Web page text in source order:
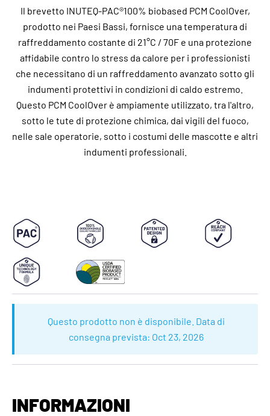
Il brevetto INUTEQ-PAC®100% biobased PCM CoolOver,
prodotto nei Paesi Bassi, fornisce una temperatura di
raffreddamento costante di 21°C / 70F e una protezione
affidabile contro lo stress da calore per i professionisti
che necessitano di un raffreddamento avanzato sotto gli
indumenti protettivi in condizioni di caldo estremo.
Questo PCM CoolOver è ampiamente utilizzato, tra l'altro,
sotto le tute di protezione chimica, dai vigili del fuoco,
nelle sale operatorie, sotto i costumi delle mascotte e altri
indumenti professionali.
Questo prodotto non è disponibile. Data di
consegna prevista: Oct 23, 2026
INFORMAZIONI